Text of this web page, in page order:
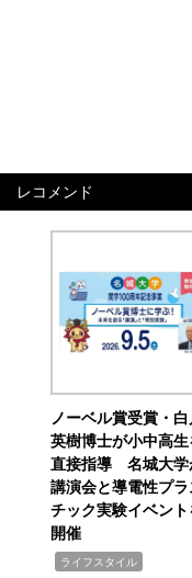
レコメンド
ノーベル賞受賞・白
英樹博士が小中高生
直接指導 名城大学
講演会と導電性プラ
チック実験イベント
開催
ライフスタイル